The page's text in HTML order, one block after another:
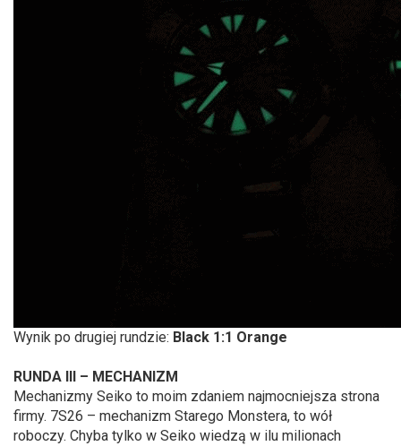
Wynik po drugiej rundzie: Black 1:1 Orange
RUNDA III – MECHANIZM
Mechanizmy Seiko to moim zdaniem najmocniejsza strona
firmy. 7S26 – mechanizm Starego Monstera, to wół
roboczy. Chyba tylko w Seiko wiedzą w ilu milionach